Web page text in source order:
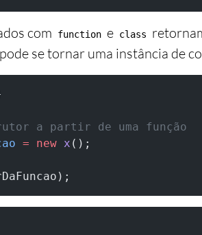
com function e class
se tornar uma instância de
a partir de uma função
= new x ();